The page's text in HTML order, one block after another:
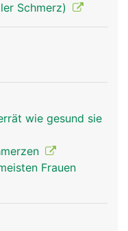
Schmerz)
wie gesund sie
Frauen